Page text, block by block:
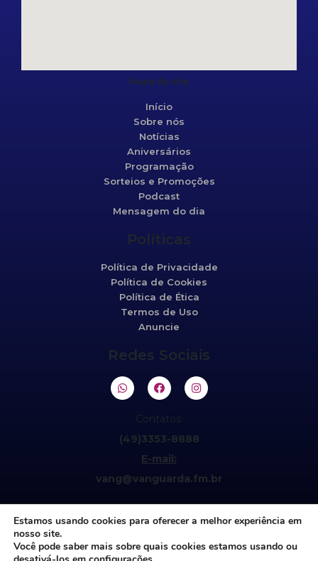
Mapa do site
Início
Sobre nós
Notícias
Aniversários
Programação
Sorteios e Promoções
Podcast
Mensagem do dia
Políticas
Política de Privacidade
Política de Cookies
Política de Ética
Termos de Uso
Anuncie
Redes Sociais
Contatos:
(49)3353-8888
E-mail:
vang@vanguarda.fm.br
Estamos usando cookies para oferecer a melhor experiência em
nosso site.
Você pode saber mais sobre quais cookies estamos usando ou